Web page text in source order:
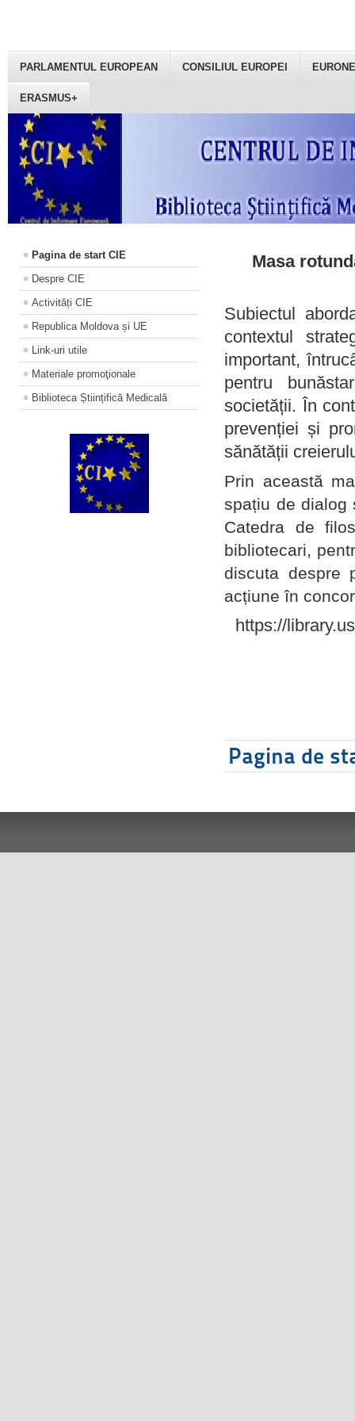
PARLAMENTUL EUROPEAN CONSILIUL EUROPEI
ERASMUS+
Pagina de start CIE
Despre CIE
Activități CIE
Republica Moldova și UE
Link-uri utile
Materiale promoţionale
Biblioteca Științifică Medicală
Masa
Subiectul
contextul
important,
pentru
societății. În
prevenției și
sănătății
Prin această
spațiu de dialog
Catedra de
bibliotecari,
discuta despre
acțiune în
https://
Pagina de